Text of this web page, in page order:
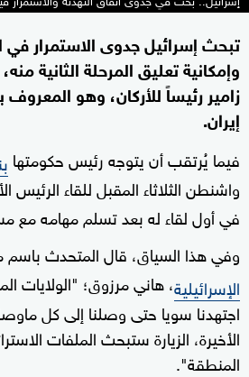
تبحث إسرائيل جدوى الاستمرار في
وإمكانية تعليق المرحلة الثانية
زامير رئيساً للأركان، وهو
إيران.
فيما يُرتقب أن يتوجه رئيس حكومتها
واشنطن الثلاثاء المقبل للقاء الرئيس
في أول لقاء له بعد تسلم مهامه مع
وفي هذا السياق، قال المتحدث
الإسرائيلية، هاني مرزوق؛ "الولايات
اجتهدنا سويا حتى وصلنا إلى كل
الأخيرة، الزيارة ستبحث الملفات
المنطقة".